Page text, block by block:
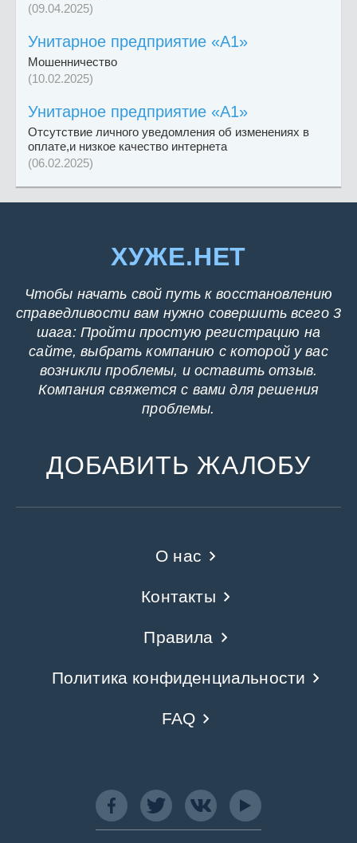
(09.04.2025)
Унитарное предприятие «А1»
Мошенничество
(10.02.2025)
Унитарное предприятие «А1»
Отсутствие личного уведомления об изменениях в
оплате,и низкое качество интернета
(06.02.2025)
ХУЖЕ.НЕТ
Чтобы начать свой путь к восстановлению
справедливости вам нужно совершить всего 3
шага: Пройти простую регистрацию на
сайте, выбрать компанию с которой у вас
возникли проблемы, и оставить отзыв.
Компания свяжется с вами для решения
проблемы.
ДОБАВИТЬ ЖАЛОБУ
О нас
Контакты
Правила
Политика конфиденциальности
FAQ